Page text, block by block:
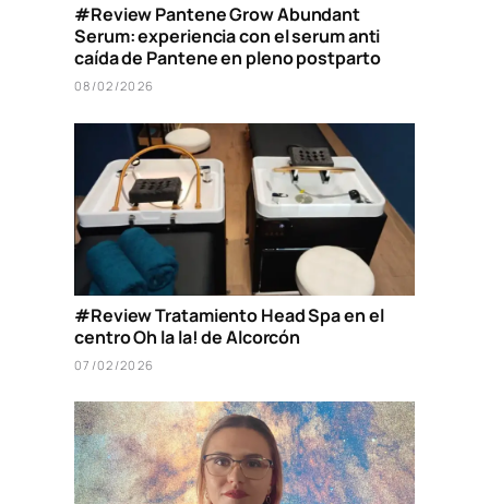
#Review Pantene Grow Abundant
Serum: experiencia con el serum anti
caída de Pantene en pleno postparto
08/02/2026
#Review Tratamiento Head Spa en el
centro Oh la la! de Alcorcón
07/02/2026